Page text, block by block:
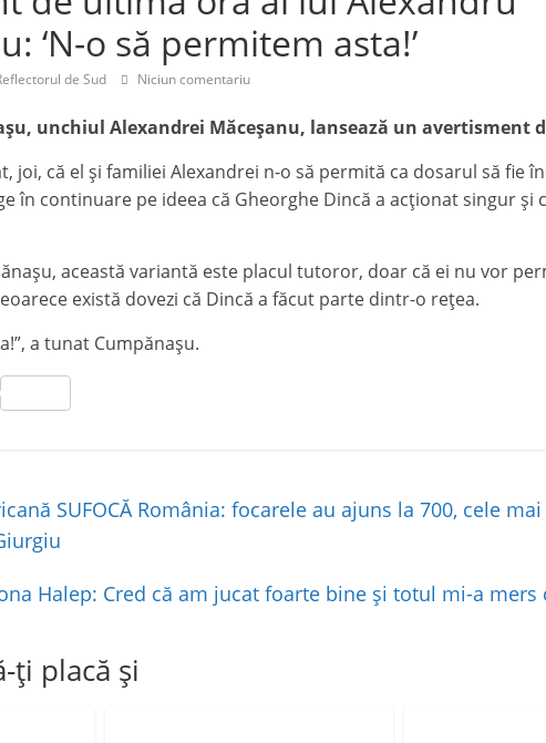
‘N-o să permitem asta!’
de Sud Niciun comentariu
unchiul Alexandrei Măceșanu, lansează un avertisment
joi, că el și familiei Alexandrei n-o să permită ca dosarul să fie
în continuare pe ideea că Gheorghe Dincă a acționat singur și
această variantă este placul tutoror, doar că ei nu vor
există dovezi că Dincă a făcut parte dintr-o rețea.
a tunat Cumpănașu.
SUFOCĂ România: focarele au ajuns la 700, cele
Halep: Cred că am jucat foarte bine și totul mi-a
ți placă și